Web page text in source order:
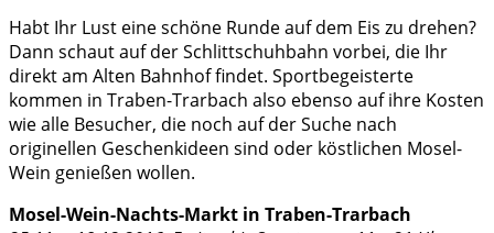
Habt Ihr Lust eine schöne Runde auf dem Eis zu drehen?
Dann schaut auf der Schlittschuhbahn vorbei, die Ihr
direkt am Alten Bahnhof findet. Sportbegeisterte
kommen in Traben-Trarbach also ebenso auf ihre Kosten
wie alle Besucher, die noch auf der Suche nach
originellen Geschenkideen sind oder köstlichen Mosel-
Wein genießen wollen.
Mosel-Wein-Nachts-Markt in Traben-Trarbach